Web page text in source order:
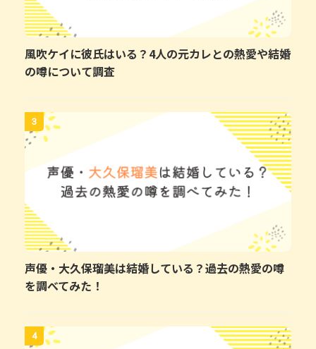
風吹ケイに彼氏はいる？4人の元カレとの熱愛や結婚
の噂について調査
3
声優・大久保瑠美は結婚している？過去の熱愛の噂
を調べてみた！
4